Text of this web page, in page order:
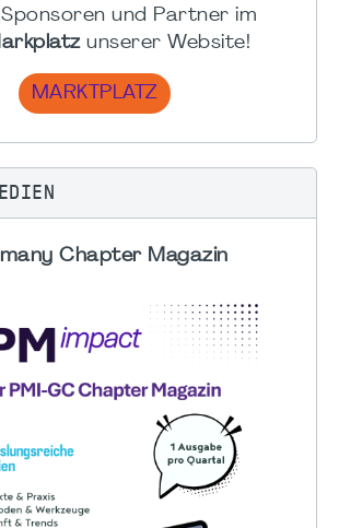
und Partner im
unserer Website!
MARKTPLATZ
Chapter Magazin